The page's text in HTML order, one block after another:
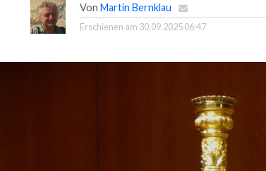
Von Martin Bernklau
Erschienen am 30.09.2025 06:47